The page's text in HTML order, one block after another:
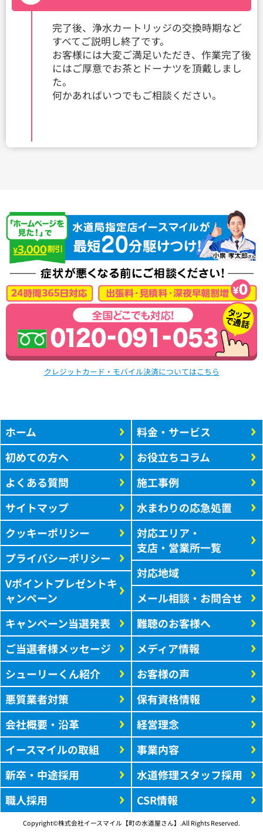
完了後、浄水カートリッジの交換時期など
すべてご説明し終了です。
お客様には大変ご満足いただき、作業完了後
にはご厚意でお茶とドーナツを頂戴しまし
た。
何かあればいつでもご相談ください。
クレジットカード・モバイル決済についてはこちら
ホーム
初めての方へ
よくある質問
サイトマップ
クッキーポリシー
プライバシーポリシー
Vポイントプレゼントキ
ャンペーン
キャンペーン当選発表
ご当選者様メッセージ
シューリーくん紹介
悪質業者対策
会社概要・沿革
イースマイルの取組
新卒・中途採用
職人採用
料金・サービス
お役立ちコラム
施工事例
水まわりの応急処置
対応エリア・
支店・営業所一覧
対応地域
メール相談・お問合せ
難聴のお客様へ
メディア情報
お客様の声
保有資格情報
経営理念
事業内容
水道修理スタッフ採用
CSR情報
Copyright©株式会社イースマイル【町の水道屋さん】.All Rights Reserved.